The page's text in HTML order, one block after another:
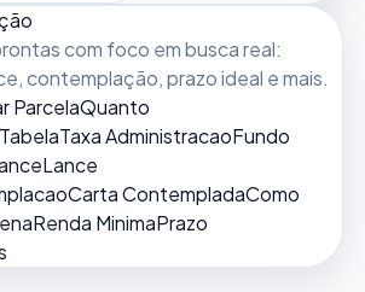
com foco em busca real:
contemplação, prazo ideal e mais.
ParcelaQuanto
TabelaTaxa AdministracaoFundo
Lance
Carta ContempladaComo
Renda MinimaPrazo